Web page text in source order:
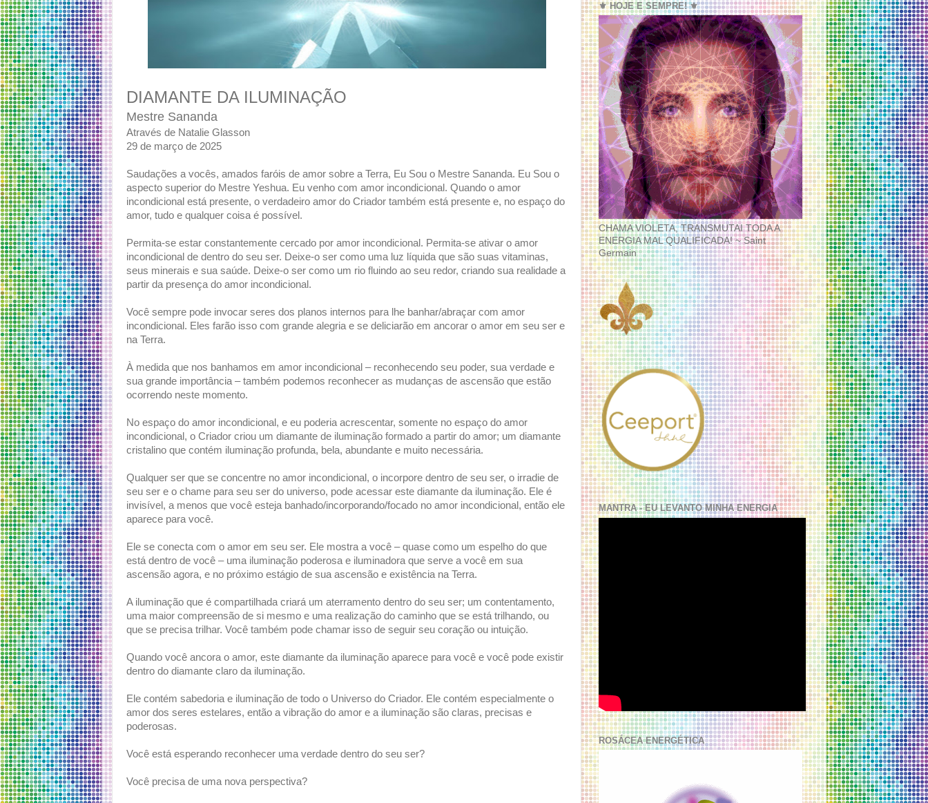
DIAMANTE DA ILUMINAÇÃO
Mestre Sananda
Através de Natalie Glasson
29 de março de 2025
Saudações a vocês, amados faróis de amor sobre a Terra, Eu Sou o Mestre Sananda. Eu Sou o
aspecto superior do Mestre Yeshua. Eu venho com amor incondicional. Quando o amor
incondicional está presente, o verdadeiro amor do Criador também está presente e, no espaço do
amor, tudo e qualquer coisa é possível.
Permita-se estar constantemente cercado por amor incondicional. Permita-se ativar o amor
incondicional de dentro do seu ser. Deixe-o ser como uma luz líquida que são suas vitaminas,
seus minerais e sua saúde. Deixe-o ser como um rio fluindo ao seu redor, criando sua realidade a
partir da presença do amor incondicional.
Você sempre pode invocar seres dos planos internos para lhe banhar/abraçar com amor
incondicional. Eles farão isso com grande alegria e se deliciarão em ancorar o amor em seu ser e
na Terra.
À medida que nos banhamos em amor incondicional – reconhecendo seu poder, sua verdade e
sua grande importância – também podemos reconhecer as mudanças de ascensão que estão
ocorrendo neste momento.
No espaço do amor incondicional, e eu poderia acrescentar, somente no espaço do amor
incondicional, o Criador criou um diamante de iluminação formado a partir do amor; um diamante
cristalino que contém iluminação profunda, bela, abundante e muito necessária.
Qualquer ser que se concentre no amor incondicional, o incorpore dentro de seu ser, o irradie de
seu ser e o chame para seu ser do universo, pode acessar este diamante da iluminação. Ele é
invisível, a menos que você esteja banhado/incorporando/focado no amor incondicional, então ele
aparece para você.
Ele se conecta com o amor em seu ser. Ele mostra a você – quase como um espelho do que
está dentro de você – uma iluminação poderosa e iluminadora que serve a você em sua
ascensão agora, e no próximo estágio de sua ascensão e existência na Terra.
A iluminação que é compartilhada criará um aterramento dentro do seu ser; um contentamento,
uma maior compreensão de si mesmo e uma realização do caminho que se está trilhando, ou
que se precisa trilhar. Você também pode chamar isso de seguir seu coração ou intuição.
Quando você ancora o amor, este diamante da iluminação aparece para você e você pode existir
dentro do diamante claro da iluminação.
Ele contém sabedoria e iluminação de todo o Universo do Criador. Ele contém especialmente o
amor dos seres estelares, então a vibração do amor e a iluminação são claras, precisas e
poderosas.
Você está esperando reconhecer uma verdade dentro do seu ser?
Você precisa de uma nova perspectiva?
⚜️ HOJE E SEMPRE! ⚜️
CHAMA VIOLETA, TRANSMUTAI TODA A
ENERGIA MAL QUALIFICADA! ~ Saint
Germain
MANTRA - EU LEVANTO MINHA ENERGIA
ROSÁCEA ENERGÉTICA